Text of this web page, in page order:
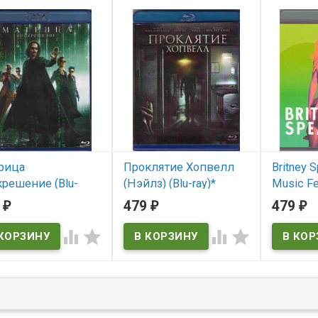
(Blu-
₽
 
Проклятие Хопвелл
(Нэйлз) (Blu-ray)*
(Nails)
В наличии
Nails
479₽
 
Britney
Music
В
479 ₽